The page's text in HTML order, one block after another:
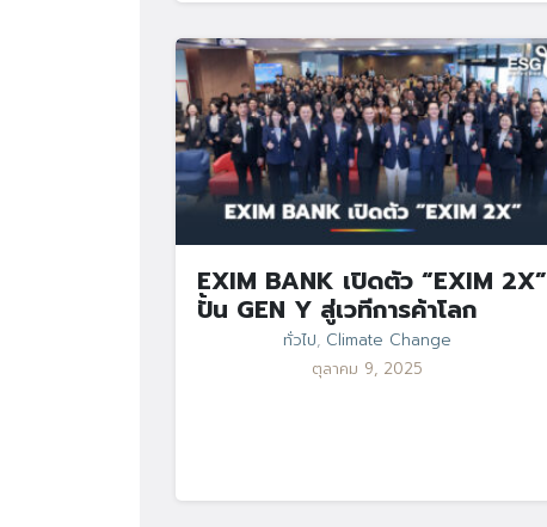
EXIM BANK เปิดตัว “EXIM 2X”
ปั้น GEN Y สู่เวทีการค้าโลก
ทั่วไป, Climate Change
ตุลาคม 9, 2025